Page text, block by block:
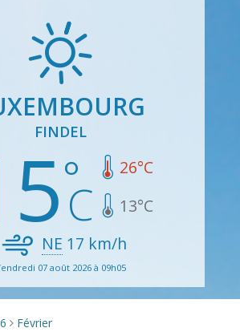
FINDEL
26°C
13°C
NE 17 km/h
07 août 2026 à 09h05
> Février